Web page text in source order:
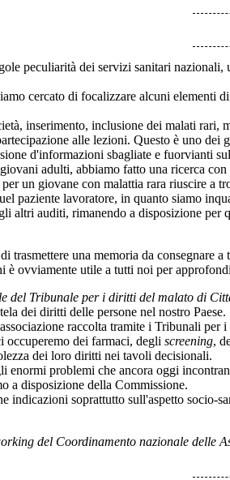
peculiarità dei servizi sanitari
cercato di focalizzare alcuni elementi di
inserimento, inclusione dei malati rari,
alle lezioni. Questo è uno
d'informazioni sbagliate e fuorvianti
adulti, abbiamo fatto una ricerca
un giovane con malattia rara riuscire a
paziente lavoratore, in quanto siamo
auditi, rimanendo a disposizione per
una memoria da consegnare
è ovviamente utile a tutti noi per
del Tribunale per i diritti del malato di
dei diritti delle persone nel nostro Paese.
raccolta tramite i Tribunali per
occuperemo dei farmaci, degli screening,
dei loro diritti nei tavoli decisionali.
problemi che ancora oggi
a disposizione della Commissione.
soprattutto sull'aspetto socio-
del Coordinamento nazionale delle